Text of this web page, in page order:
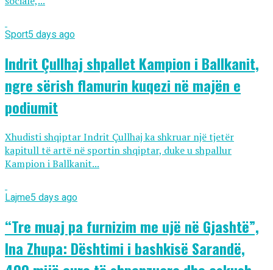
Sport5 days ago
Indrit Çullhaj shpallet Kampion i Ballkanit,
ngre sërish flamurin kuqezi në majën e
podiumit
Xhudisti shqiptar Indrit Çullhaj ka shkruar një tjetër
kapitull të artë në sportin shqiptar, duke u shpallur
Kampion i Ballkanit...
Lajme5 days ago
“Tre muaj pa furnizim me ujë në Gjashtë”,
Ina Zhupa: Dështimi i bashkisë Sarandë,